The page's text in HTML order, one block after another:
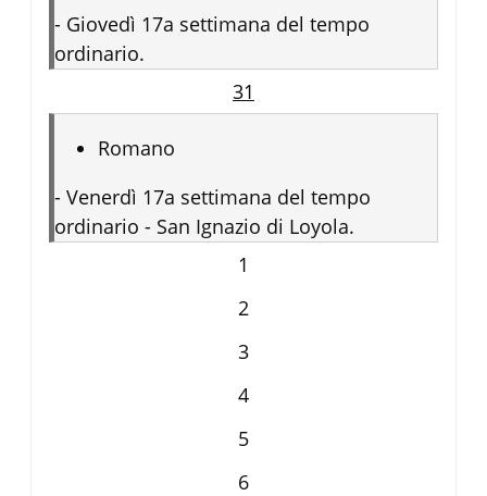
- Giovedì 17a settimana del tempo
ordinario.
31
Romano
- Venerdì 17a settimana del tempo
ordinario - San Ignazio di Loyola.
1
2
3
4
5
6